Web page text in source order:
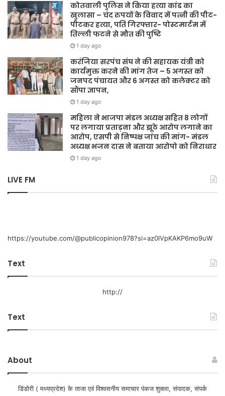
कोतवाली पुलिस ने किया हत्या कांड का
खुलासा – चंद रुपयों के विवाद में पत्नी की पीट-
पीटकर हत्या, पति गिरफ्तार- पोस्टमार्टम में
तिल्ली फटने से मौत की पुष्टि
1 day ago
करंजिया सरपंच संघ ने की सहायक यंत्री को
कार्यमुक्त करने की मांग तेज – 5 अगस्त को
जनपद पंचायत और 6 अगस्त को कलेक्टर को
सौंपा ज्ञापन,
1 day ago
महिला ने भाजपा मंडल अध्यक्ष सहित 8 लोगों
पर लगाया प्रताड़ना और झूठे आरोप लगाने का
आरोप, एसपी से निष्पक्ष जांच की मांग- मंडल
अध्यक्ष भजन दास ने बताया आरोपो को निराधार
1 day ago
LIVE FM
https://youtube.com/@publicopinion978?si=az0lVpKAKP6mo9uW
Text
http://
Text
About
डिंडोरी ( मध्यप्रदेश) के ताजा एवं विश्वसनीय समाचार पंकज शुक्ला, संपादक, संपर्क